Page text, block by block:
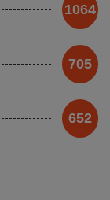
1064
705
652